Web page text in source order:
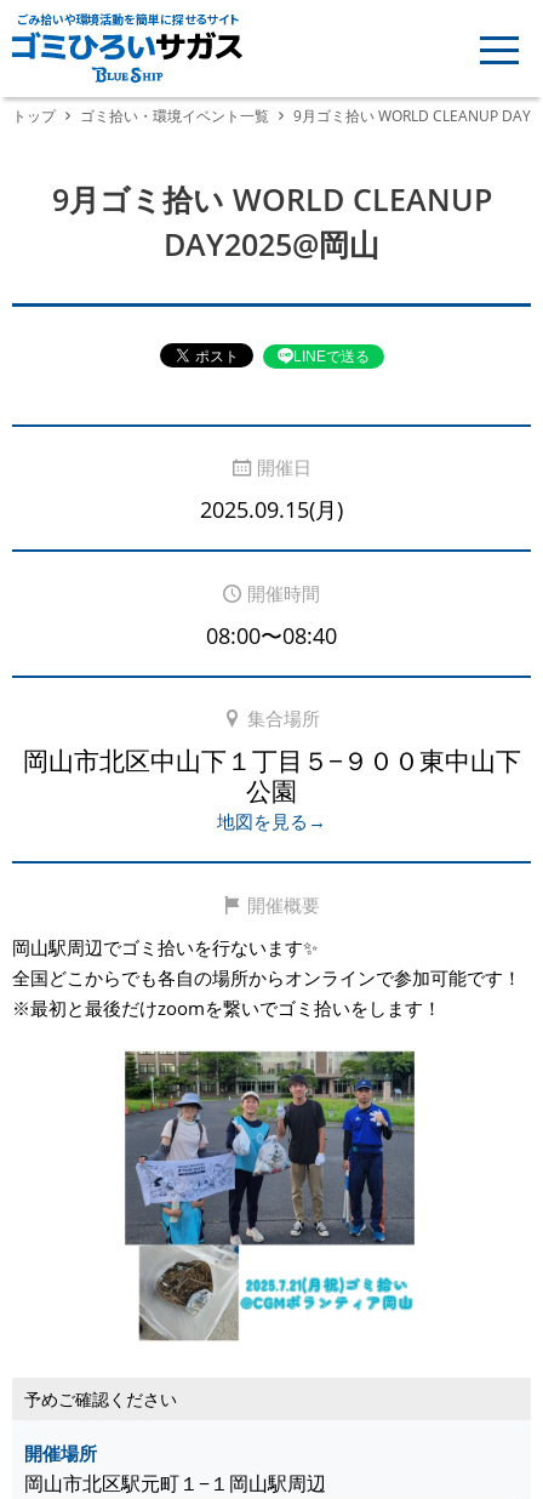
ごみ拾いや環境活動を簡単に探せるサイト
トップ ゴミ拾い・環境イベント一覧 9月ゴミ拾い WORLD CLEANUP
9月ゴミ拾い WORLD CLEANUP
DAY2025@岡山
LINEで送る
開催日
2025.09.15(月)
開催時間
08:00〜08:40
集合場所
岡山市北区中山下１丁目５−９００東中山下
公園
地図を見る→
開催概要
岡山駅周辺でゴミ拾いを行ないます✨️
全国どこからでも各自の場所からオンラインで参加可能です！
※最初と最後だけzoomを繋いでゴミ拾いをします！
予めご確認ください
開催場所
岡山市北区駅元町１−１岡山駅周辺